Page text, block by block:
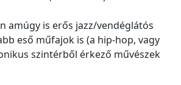
amúgy is erős jazz/vendéglátós
eső műfajok is (a hip-hop, vagy
szintérből érkező művészek